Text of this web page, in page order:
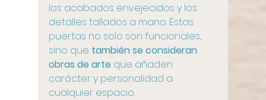
los acabados envejecidos y los
detalles tallados a mano. Estas
puertas no solo son funcionales,
sino que también se consideran
obras de arte que añaden
carácter y personalidad a
cualquier espacio.